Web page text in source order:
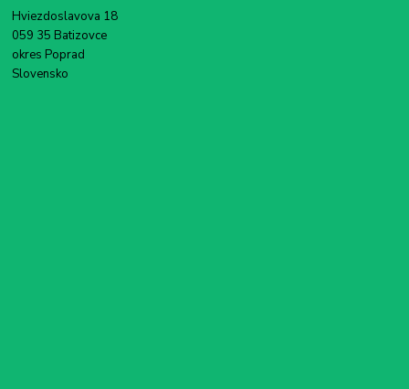
Hviezdoslavova 18
059 35 Batizovce
okres Poprad
Slovensko